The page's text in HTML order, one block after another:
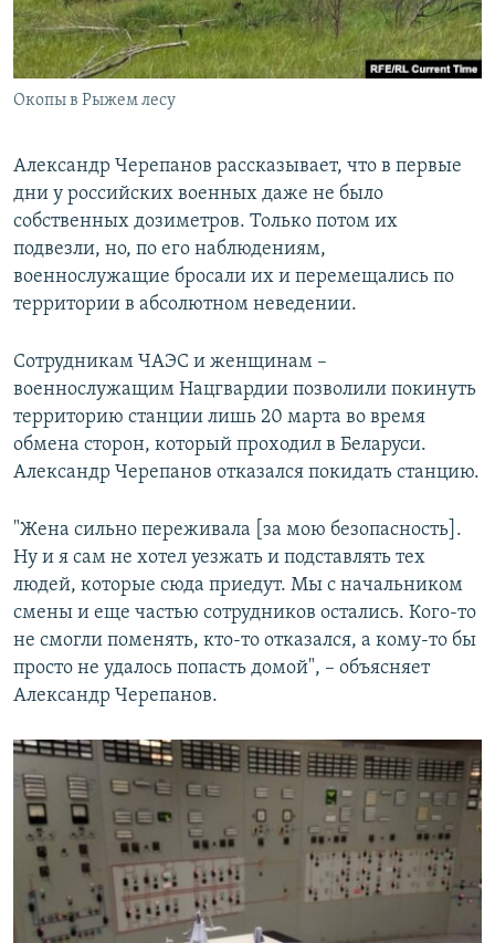
Окопы в Рыжем лесу
Александр Черепанов рассказывает, что в первые
дни у российских военных даже не было
собственных дозиметров. Только потом их
подвезли, но, по его наблюдениям,
военнослужащие бросали их и перемещались по
территории в абсолютном неведении.
Сотрудникам ЧАЭС и женщинам –
военнослужащим Нацгвардии позволили покинуть
территорию станции лишь 20 марта во время
обмена сторон, который проходил в Беларуси.
Александр Черепанов отказался покидать станцию.
"Жена сильно переживала [за мою безопасность].
Ну и я сам не хотел уезжать и подставлять тех
людей, которые сюда приедут. Мы с начальником
смены и еще частью сотрудников остались. Кого-то
не смогли поменять, кто-то отказался, а кому-то бы
просто не удалось попасть домой", – объясняет
Александр Черепанов.